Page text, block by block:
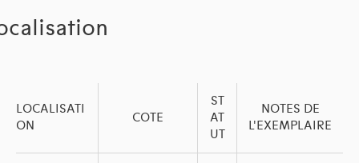
LOCALISATI
ON
COTE
ST
AT
UT
NOTES DE
L'EXEMPLAIRE